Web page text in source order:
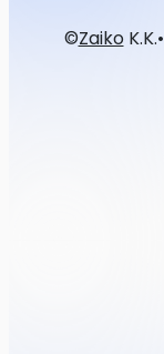
©ZaikoK.K.•